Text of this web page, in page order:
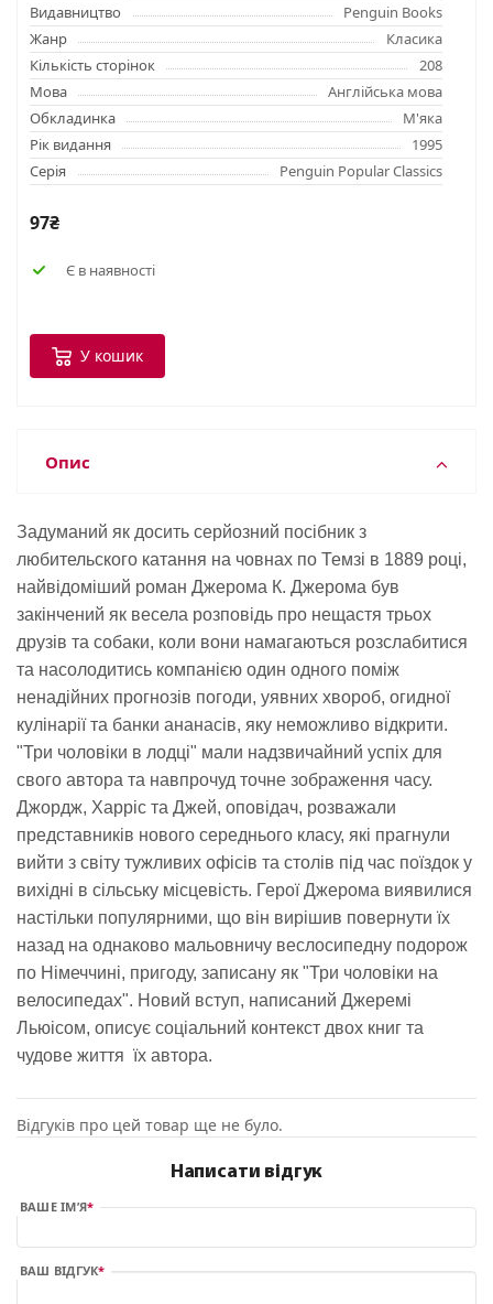
Видавництво
Penguin Books
Жанр
Класика
Кількість сторінок
208
Мова
Англійська мова
Обкладинка
М'яка
Рік видання
1995
Серія
Penguin Popular Classics
97₴
Є в наявності
У кошик
Опис
Задуманий як досить серйозний посібник з
любительского катання на човнах по Темзі в 1889 році,
найвідоміший роман Джерома К. Джерома був
закінчений як весела розповідь про нещастя трьох
друзів та собаки, коли вони намагаються розслабитися
та насолодитись компанією один одного поміж
ненадійних прогнозів погоди, уявних хвороб, огидної
кулінарії та банки ананасів, яку неможливо відкрити.
"Три чоловіки в лодці" мали надзвичайний успіх для
свого автора та навпрочуд точне зображення часу.
Джордж, Харріс та Джей, оповідач, розважали
представників нового середнього класу, які прагнули
вийти з світу тужливих офісів та столів під час поїздок у
вихідні в сільську місцевість. Герої Джерома виявилися
настільки популярними, що він вирішив повернути їх
назад на однаково мальовничу веслосипедну подорож
по Німеччині, пригоду, записану як "Три чоловіки на
велосипедах". Новий вступ, написаний Джеремі
Льюісом, описує соціальний контекст двох книг та
чудове життя їх автора.
Відгуків про цей товар ще не було.
Написати відгук
ВАШЕ ІМ’Я
ВАШ ВІДГУК